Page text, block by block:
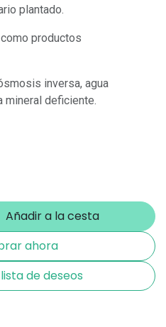
plantado.
productos
inversa, agua
mineral deficiente.
Añadir a la cesta
ahora
de deseos